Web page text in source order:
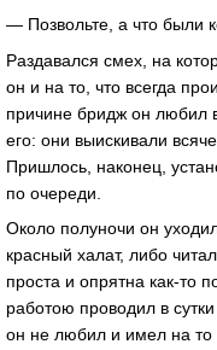
— Позвольте, а что были
Раздавался смех, на
он и на то, что всегда
причине бридж он любил
его: они выискивали
Пришлось, наконец,
по очереди.
Около полуночи он
красный халат, либо
проста и опрятна как-то
работою проводил в
он не любил и имел на то